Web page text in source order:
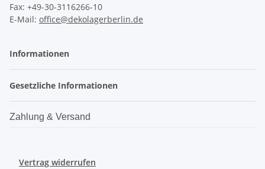
Fax: +49-30-3116266-10
E-Mail: office@dekolagerberlin.de
Informationen
Gesetzliche Informationen
Zahlung & Versand
Vertrag widerrufen